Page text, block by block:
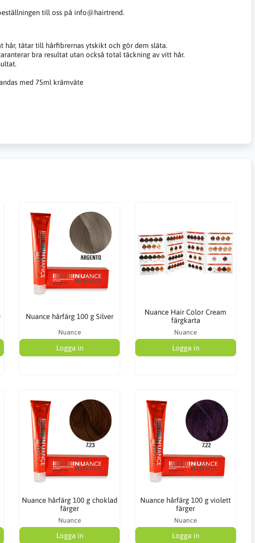
till oss på info@hairtrend.
hår, tätar till hårfibrernas ytskikt och gör dem släta.
bra resultat utan också total täckning av vitt hår.
med 75ml krämväte
Nuance hårfärg 100 g Silver
Nuance
Logga in
Nuance Hair Color Cream
färgkarta
Nuance
Logga in
Nuance hårfärg 100 g choklad
färger
Nuance
Logga in
Nuance hårfärg 100 g violett
färger
Nuance
Logga in